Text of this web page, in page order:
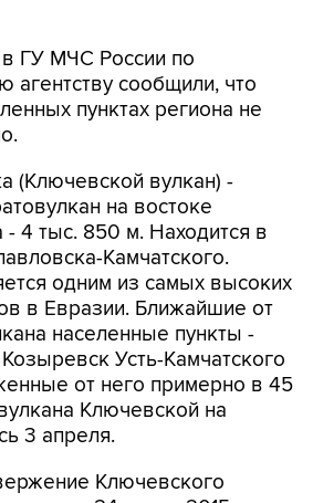
пунктах региона не
(Ключевской вулкан) -
4 тыс. 850 м. Находится в
Камчатского.
одним из самых высоких
в Евразии. Ближайшие от
населенные пункты -
Усть-Камчатского
от него примерно в 45
Ключевской на
3 апреля.
Ключевского